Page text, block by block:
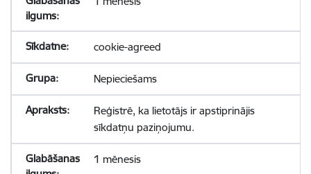
cookie-agreed
Nepieciešams
Reģistrē, ka lietotājs ir apstiprinājis
sīkdatņu paziņojumu.
1 mēnesis